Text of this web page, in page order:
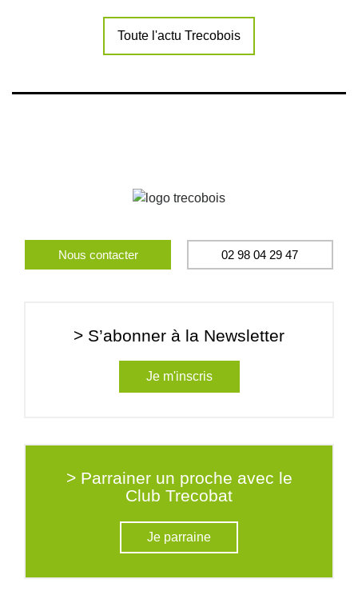
Toute l'actu Trecobois
Nous contacter 02 98 04 29 47
> S’abonner à la Newsletter
Je m'inscris
> Parrainer un proche avec le
Club Trecobat
Je parraine